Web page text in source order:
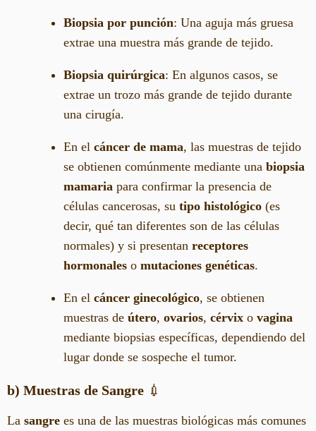
Biopsia por punción: Una aguja más gruesa
extrae una muestra más grande de tejido.
Biopsia quirúrgica: En algunos casos, se
extrae un trozo más grande de tejido durante
una cirugía.
En el cáncer de mama, las muestras de tejido
se obtienen comúnmente mediante una biopsia
mamaria para confirmar la presencia de
células cancerosas, su tipo histológico (es
decir, qué tan diferentes son de las células
normales) y si presentan receptores
hormonales o mutaciones genéticas.
En el cáncer ginecológico, se obtienen
muestras de útero, ovarios, cérvix o vagina
mediante biopsias específicas, dependiendo del
lugar donde se sospeche el tumor.
b) Muestras de Sangre 💉
La sangre es una de las muestras biológicas más comunes